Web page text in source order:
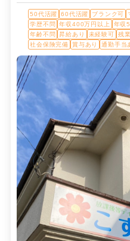
50代活躍 60代活躍 ブランク可
学歴不問
年収400万円以上 年収
年齢不問
昇給あり 未経験可 残
社会保険完備
賞与あり 通勤手当